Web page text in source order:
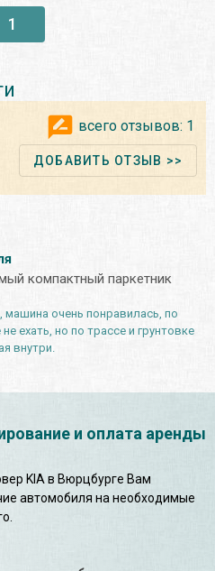
и оплата аренды
KIA в Вюрцбурге Вам
автомобиля на необходимые
1
всего отзывов: 1
ДОБАВИТЬ ОТЗЫВ >>
компактный паркетник
очень понравилась, по
ехать, но по трассе и грунтовке
внутри.